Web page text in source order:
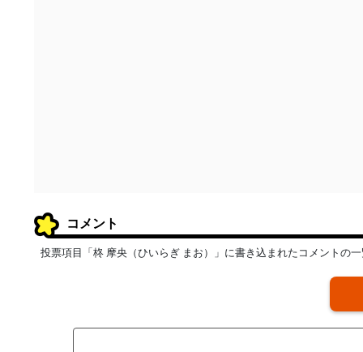
コメント
投票項目「柊 摩央（ひいらぎ まお）」に書き込まれたコメントの一